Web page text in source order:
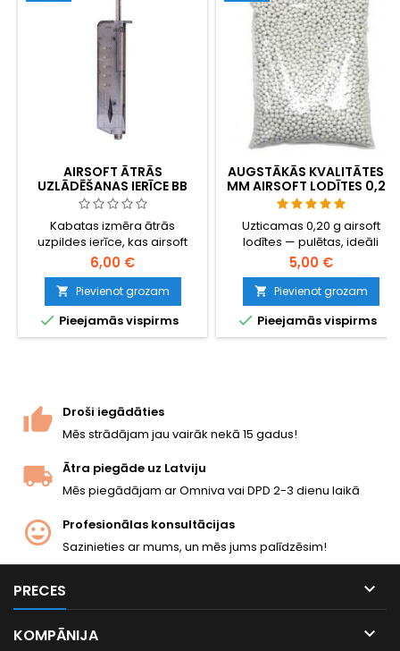
AIRSOFT ĀTRĀS
UZLĀDĒŠANAS IERĪCE BB
LODĪTĒM – UZLĀDĒ
MAGAZĪNUS 100 REIZES
ĀTRĀK
Kabatas izmēra ātrās
uzpildes ierīce, kas airsoft
magazīnu piepilda dažu
sekunžu laikā — vairs nav
jāievieto lodītes viena pēc
otras. Ietilpst apmēram 100
lodītes, der jebkurām 6 mm
lodītēm un jebkuram AEG
6,00 €
 Pievienot grozam
 Pieejamās vispirms
AUGSTĀKĀS KVALITĀTES 6
MM AIRSOFT LODĪTES 0,20
G – 1000 GAB.,
NEAIZĶERAS, PRECĪZA
ŠAUŠANA
Uzticamas 0,20 g airsoft
lodītes — pulētas, ideāli
apaļas, droša padeve caur
jebkuru hop-up sistēmu. 1000
lodītes lielas ietilpības
magazīniem, gāzes
granātām un standarta
magazīniem. Garantija pret
5,00 €
 Pievienot grozam
 Pieejamās vispirms
Droši iegādāties
Mēs strādājam jau vairāk nekā 15 gadus!
Ātra piegāde uz Latviju
Mēs piegādājam ar Omniva vai DPD 2-3 dienu laikā
Profesionālas konsultācijas
Sazinieties ar mums, un mēs jums palīdzēsim!
PRECES 
KOMPĀNIJA 